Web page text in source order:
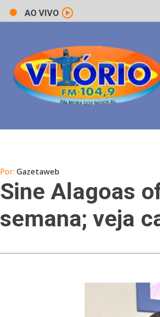
AO VIVO
Por: Gazetaweb
Sine Alagoas
semana; veja